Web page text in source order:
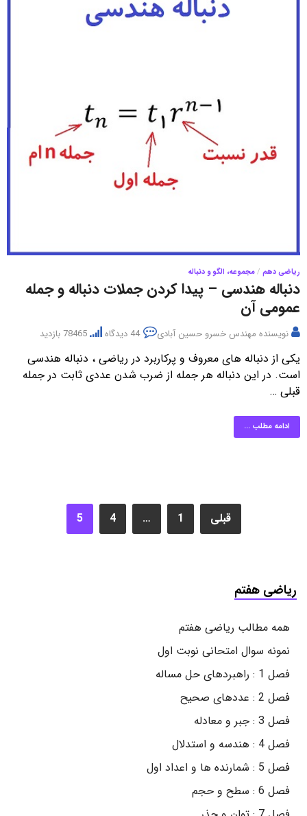
ریاضی دهم /مجموعه، الگو و دنباله
دنباله هندسی – پیدا کردن جملات دنباله و جمله
عمومی آن
نویسنده مهندس خسرو حسین آبادی 44 دیدگاه
یکی از دنباله های معروف و پرکاربرد در ریاضی ، دنباله هندسی
است. در این دنباله هر جمله از ضرب شدن عددی ثابت در جمله
قبلی …
ادامه مطلب ...
قبلی 1
…
4
5
ریاضی هفتم
همه مطالب ریاضی هفتم
نمونه سوال امتحانی نوبت اول
فصل 1 : راهبردهای حل مساله
فصل 2 : عددهای صحیح
فصل 3 : جبر و معادله
فصل 4 : هندسه و استدلال
فصل 5 : شمارنده ها و اعداد اول
فصل 6 : سطح و حجم